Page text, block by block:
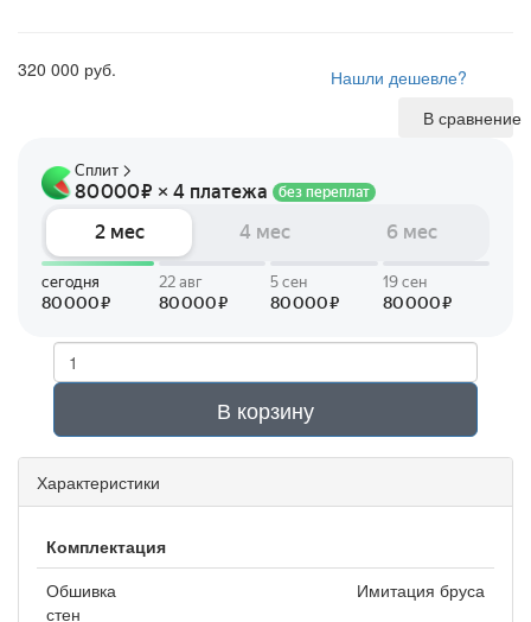
320 000 руб.
Нашли дешевле?
В сравнение
В корзину
Характеристики
Комплектация
Обшивка
стен
Имитация бруса